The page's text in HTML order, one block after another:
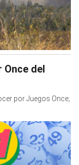
Once del
por Juegos Once;